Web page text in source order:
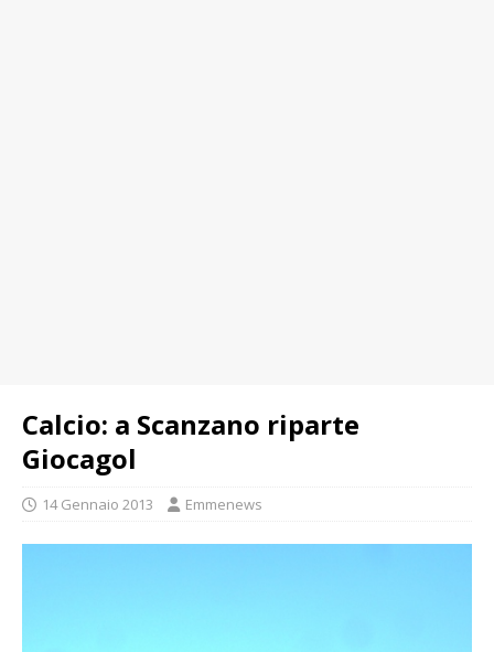
Calcio: a Scanzano riparte
Giocagol
14 Gennaio 2013 Emmenews